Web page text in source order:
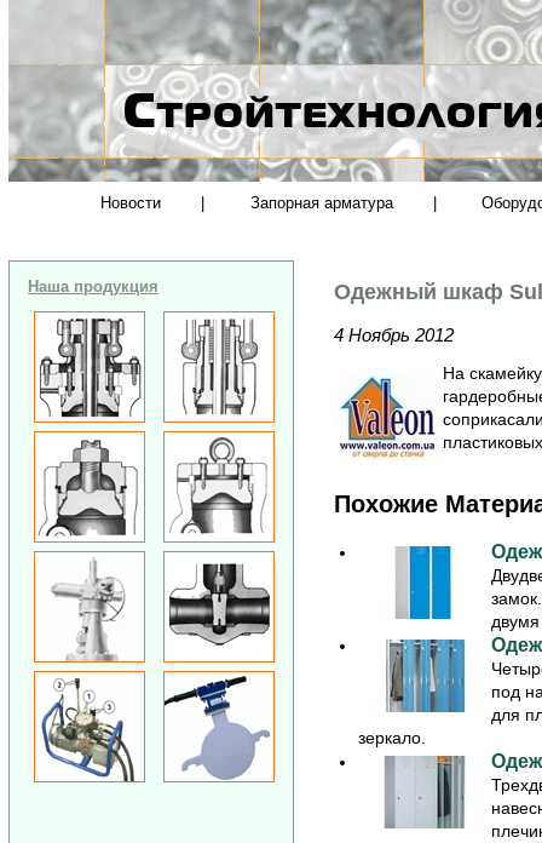
Новости Запорная арматура
Наша продукция Одежный шкаф
4 Ноябрь 2012
На
Похожие
под
для
зеркало.